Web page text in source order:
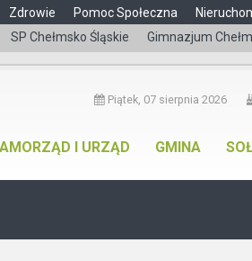
SP Chełmsko Śląskie Gimnazjum
Zdrowie Pomoc Społeczna
Piątek, 07 sierpnia 2026
I URZĄD GMINA